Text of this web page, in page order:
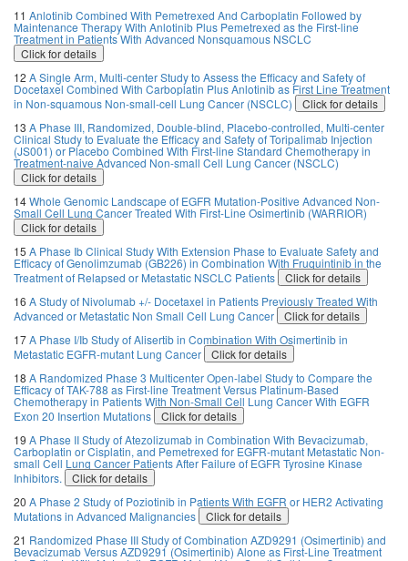
11 Anlotinib Combined With Pemetrexed And Carboplatin Followed by
Maintenance Therapy With Anlotinib Plus Pemetrexed as the First-line
Treatment in Patients With Advanced Nonsquamous NSCLC
Click for details
12 A Single Arm, Multi-center Study to Assess the Efficacy and Safety of
Docetaxel Combined With Carboplatin Plus Anlotinib as First Line Treatment
in Non-squamous Non-small-cell Lung Cancer (NSCLC)
Click for details
13 A Phase III, Randomized, Double-blind, Placebo-controlled, Multi-center
Clinical Study to Evaluate the Efficacy and Safety of Toripalimab Injection
(JS001) or Placebo Combined With First-line Standard Chemotherapy in
Treatment-naive Advanced Non-small Cell Lung Cancer (NSCLC)
Click for details
14Whole Genomic Landscape of EGFR Mutation-Positive Advanced Non-
Small Cell Lung Cancer Treated With First-Line Osimertinib (WARRIOR)
Click for details
15 A Phase Ib Clinical Study With Extension Phase to Evaluate Safety and
Efficacy of Genolimzumab (GB226) in Combination With Fruquintinib in the
Treatment of Relapsed or Metastatic NSCLC Patients
Click for details
16 A Study of Nivolumab +/- Docetaxel in Patients Previously Treated With
Advanced or Metastatic Non Small Cell Lung Cancer
Click for details
17A Phase I/Ib Study of Alisertib in Combination With Osimertinib in
Metastatic EGFR-mutant Lung Cancer
Click for details
18 A Randomized Phase 3 Multicenter Open-label Study to Compare the
Efficacy of TAK-788 as First-line Treatment Versus Platinum-Based
Chemotherapy in Patients With Non-Small Cell Lung Cancer With EGFR
Exon 20 Insertion Mutations
Click for details
19 A Phase II Study of Atezolizumab in Combination With Bevacizumab,
Carboplatin or Cisplatin, and Pemetrexed for EGFR-mutant Metastatic Non-
small Cell Lung Cancer Patients After Failure of EGFR Tyrosine Kinase
Inhibitors.
Click for details
20 A Phase 2 Study of Poziotinib in Patients With EGFR or HER2 Activating
Mutations in Advanced Malignancies
Click for details
21 Randomized Phase III Study of Combination AZD9291 (Osimertinib) and
Bevacizumab Versus AZD9291 (Osimertinib) Alone as First-Line Treatment